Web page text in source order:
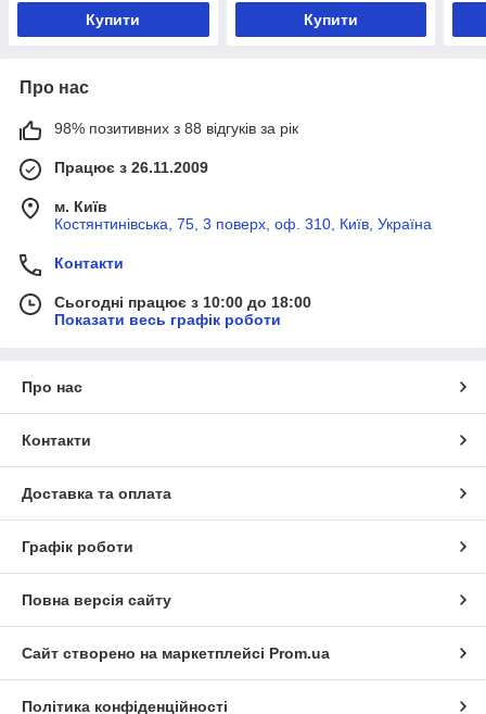
Купити Купити
Про нас
98% позитивних з 88 відгуків за рік
Працює з 26.11.2009
м. Київ
Костянтинівська, 75, 3 поверх, оф. 310, Київ, Україна
Контакти
Сьогодні працює з 10:00 до 18:00
Показати весь графік роботи
Про нас
Контакти
Доставка та оплата
Графік роботи
Повна версія сайту
Сайт створено на маркетплейсі Prom.ua
Політика конфіденційності